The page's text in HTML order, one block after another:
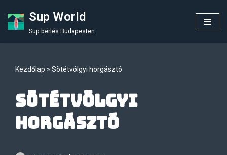
Skip
Sup World
Sup bérlés Budapesten
Kezdőlap » Sötétvölgyi horgásztó
Sötétvölgyi
horgásztó